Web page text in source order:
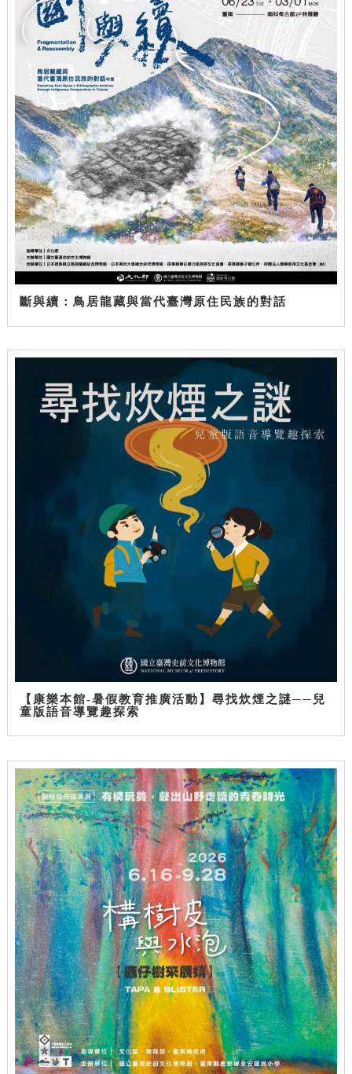
斷與續：鳥居龍藏與當代臺灣原住民族的對話
【康樂本館-暑假教育推廣活動】尋找炊煙之謎──兒
童版語音導覽趣探索